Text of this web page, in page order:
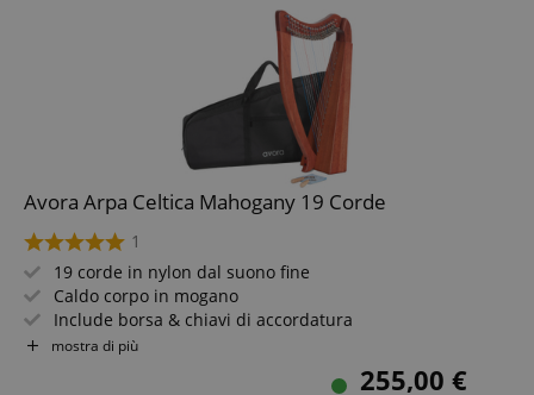
Avora Arpa Celtica Mahogany 19 Corde
1
19 corde in nylon dal suono fine
Caldo corpo in mogano
Include borsa & chiavi di accordatura
Accordatura diatonica in Mi bemolle maggiore
Con accordatori fini & meccanismo a ganci
mostra di più
255,00 €